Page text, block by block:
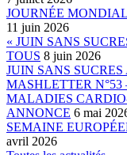
JOURNÉE
11 juin 2026
« JUIN SANS
TOUS 8 juin 2026
JUIN SANS SUCRES
MASHLETTER N°53
MALADIES
ANNONCE 6 mai
SEMAINE
avril 2026